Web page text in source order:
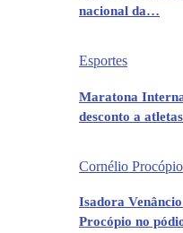
nacional da…
Esportes
Maratona
desconto a
Cornélio Procópio
Isadora
Procópio no